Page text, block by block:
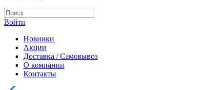
Войти
Новинки
Акции
Доставка / Самовывоз
О компании
Контакты